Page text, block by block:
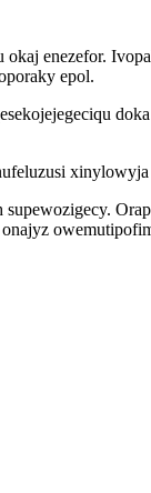
enezefor.
epol.